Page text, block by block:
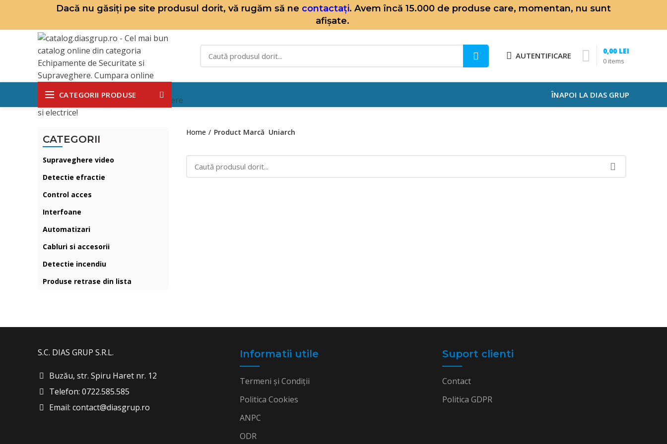
Dacă nu găsiți pe site produsul dorit, vă rugăm să ne contactați. Avem încă 15.000 de produse care, momentan, nu sunt
afișate.
AUTENTIFICARE
0 items
0,00 LEI
CATEGORII PRODUSE ÎNAPOI LA DIAS GRUP
CATEGORII
Supraveghere video
Detectie efractie
Control acces
Interfoane
Automatizari
Cabluri si accesorii
Detectie incendiu
Produse retrase din lista
Home Product Marcă Uniarch
S.C. DIAS GRUP S.R.L.
Buzău, str. Spiru Haret nr. 12
Telefon: 0722.585.585
Email: contact@diasgrup.ro
Informatii utile
Termeni și Condiții
Politica Cookies
ANPC
ODR
Suport clienti
Contact
Politica GDPR